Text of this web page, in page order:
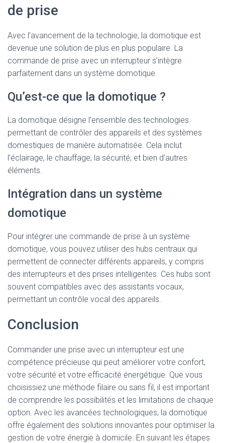
de prise
Avec l’avancement de la technologie, la domotique est
devenue une solution de plus en plus populaire. La
commande de prise avec un interrupteur s’intègre
parfaitement dans un système domotique.
Qu’est-ce que la domotique ?
La domotique désigne l’ensemble des technologies
permettant de contrôler des appareils et des systèmes
domestiques de manière automatisée. Cela inclut
l’éclairage, le chauffage, la sécurité, et bien d’autres
éléments.
Intégration dans un système
domotique
Pour intégrer une commande de prise à un système
domotique, vous pouvez utiliser des hubs centraux qui
permettent de connecter différents appareils, y compris
des interrupteurs et des prises intelligentes. Ces hubs sont
souvent compatibles avec des assistants vocaux,
permettant un contrôle vocal des appareils.
Conclusion
Commander une prise avec un interrupteur est une
compétence précieuse qui peut améliorer votre confort,
votre sécurité et votre efficacité énergétique. Que vous
choisissiez une méthode filaire ou sans fil, il est important
de comprendre les possibilités et les limitations de chaque
option. Avec les avancées technologiques, la domotique
offre également des solutions innovantes pour optimiser la
gestion de votre énergie à domicile. En suivant les étapes